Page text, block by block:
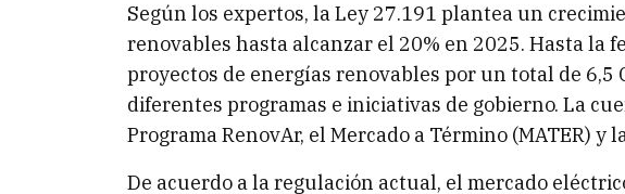
Según los expertos, la Ley 27.191 plantea un
renovables hasta alcanzar el 20% en 2025. Hasta la
proyectos de energías renovables por un total de 6,5
diferentes programas e iniciativas de gobierno. La
Programa RenovAr, el Mercado a Término (MATER) y
De acuerdo a la regulación actual, el mercado